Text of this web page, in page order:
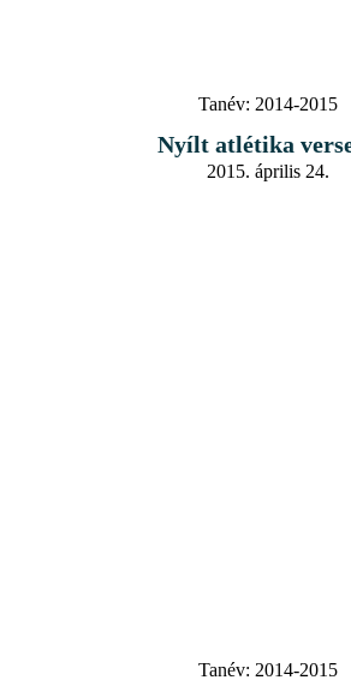
Tanév: 2014-2015
Nyílt atlétika
2015. április 24.
Tanév: 2014-2015